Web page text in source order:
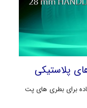
پلاستیکی
برای بطری های پت